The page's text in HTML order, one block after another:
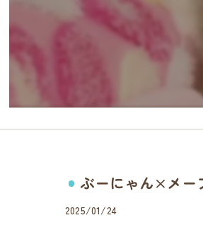
ぶーにゃん×メー
2025/01/24